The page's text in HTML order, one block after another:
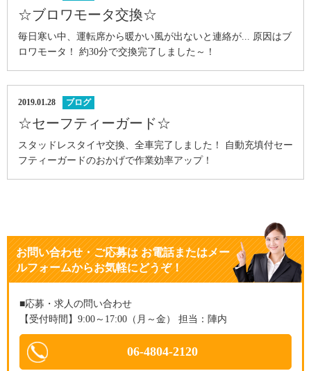
☆ブロワモータ交換☆
毎日寒い中、運転席から暖かい風が出ないと連絡が... 原因はブ
ロワモータ！ 約30分で交換完了しました～！
2019.01.28 ブログ
☆セーフティーガード☆
スタッドレスタイヤ交換、全車完了しました！ 自動充填付セー
フティーガードのおかげで作業効率アップ！
お問い合わせ・ご応募はお電話またはメー
ルフォームからお気軽にどうぞ！
■応募・求人の問い合わせ
【受付時間】9:00～17:00（月～金） 担当：陣内
06-4804-2120